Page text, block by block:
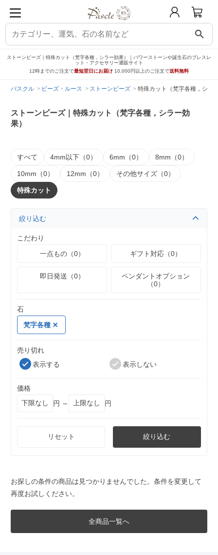
search
ストーンビーズ｜特殊カット（梵字各種，シラー効果）｜パワーストーンや誕生石のブレスレ
ット・アクセサリー通販サイト
12時までのご注文で最短翌日にお届け 10,000円以上のご注文で送料無料
パスクル ビーズ・ルース ストーンビーズ 特殊カット（梵字各種，シラ
ストーンビーズ｜特殊カット（梵字各種，シラー効
果）
すべて 4mm以下（0） 6mm（0） 8mm（0）
10mm（0） 12mm（0） その他サイズ（0）
特殊カット
絞り込む
こだわり
一点もの（0）
ギフト対応（0）
即日発送（0）
ペンダントオプション
（0）
石
梵字各種
売り切れ
表示する
表示しない
価格
円 ～
円
リセット 絞り込む
お探しの条件の商品は見つかりませんでした。条件を変更して
再度お試しください。
全商品一覧へ